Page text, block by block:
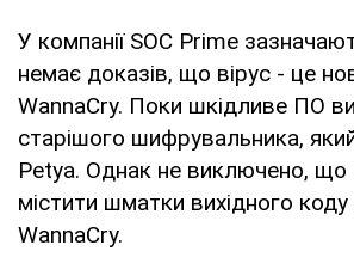
У компанії SOC Prime
немає доказів, що вірус - це
WannaCry. Поки шкідливе ПО
старішого шифрувальника,
Petya. Однак не виключено, що
містити шматки вихідного коду
WannaCry.